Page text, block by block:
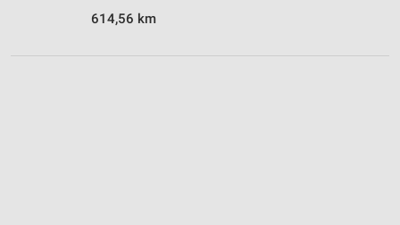
614,56 km